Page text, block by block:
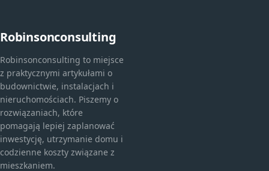
Robinsonconsulting
Robinsonconsulting to miejsce
z praktycznymi artykułami o
budownictwie, instalacjach i
nieruchomościach. Piszemy o
rozwiązaniach, które
pomagają lepiej zaplanować
inwestycję, utrzymanie domu i
codzienne koszty związane z
mieszkaniem.